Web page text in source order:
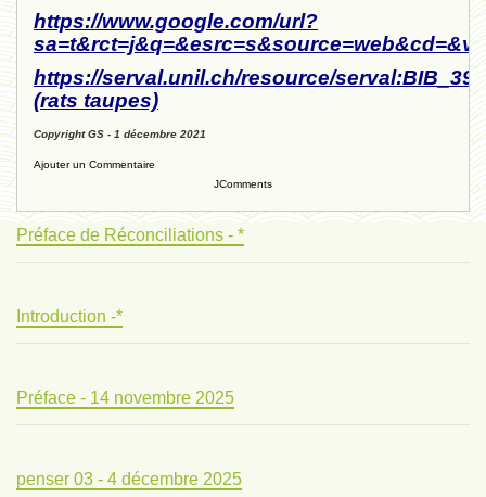
https://www.google.com/url?
https://serval.unil.ch/resource/
(rats taupes)
Copyright GS - 1 décembre 2021
Ajouter un Commentaire
JComments
Préface de Réconciliations - *
Introduction -*
Préface - 14 novembre 2025
penser 03 - 4 décembre 2025